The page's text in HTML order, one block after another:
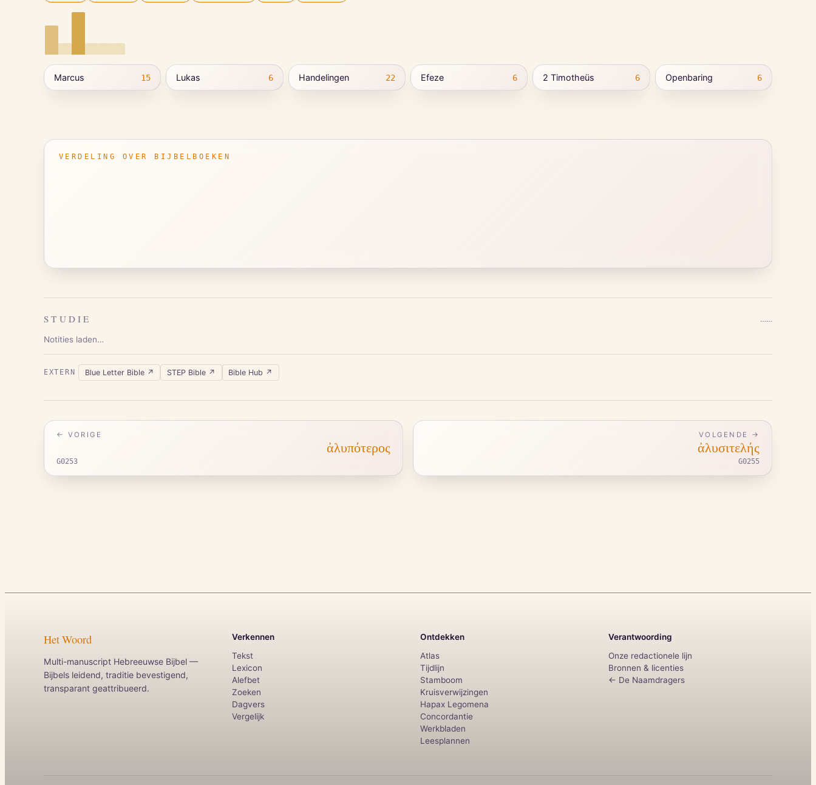
Marcus 15 Lukas 6 Handelingen 22 Efeze 6 2 Timotheüs 6 Openbaring 6
VERDELING OVER BIJBELBOEKEN
STUDIE ……
Notities laden…
EXTERN Blue Letter Bible↗ STEP Bible↗ Bible Hub ↗
← VORIGE
ἀλυπότερος
G0253
VOLGENDE →
ἀλυσιτελής
G0255
Het Woord
Multi-manuscript Hebreeuwse Bijbel —
Bijbels leidend, traditie bevestigend,
transparant geattribueerd.
Verkennen
Tekst
Lexicon
Alefbet
Zoeken
Dagvers
Vergelijk
Ontdekken
Atlas
Tijdlijn
Stamboom
Kruisverwijzingen
Hapax Legomena
Concordantie
Werkbladen
Leesplannen
Verantwoording
Onze redactionele lijn
Bronnen & licenties
← De Naamdragers